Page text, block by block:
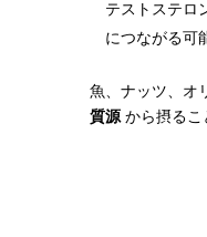
テストステロ
につながる可
魚、ナッツ、オ
質源から摂るこ